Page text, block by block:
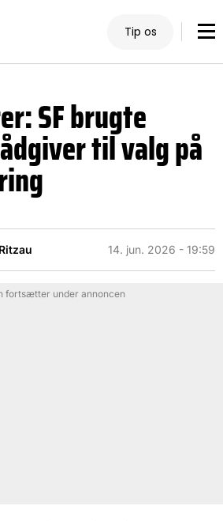
Tip os
SF brugte
til valg på
Ritzau 14. jun. 2026 - 19:59
fortsætter under annoncen